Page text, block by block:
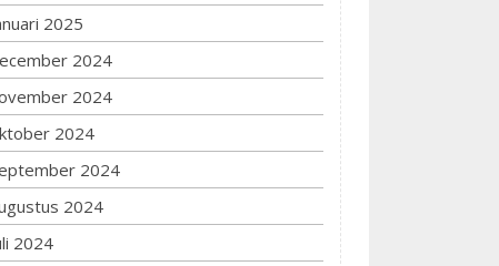
2025
2024
2024
2024
2024
2024
2024